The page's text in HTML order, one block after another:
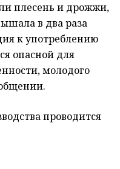
плесень и дрожжи,
в два раза
к употреблению
опасной для
молодого
проводится